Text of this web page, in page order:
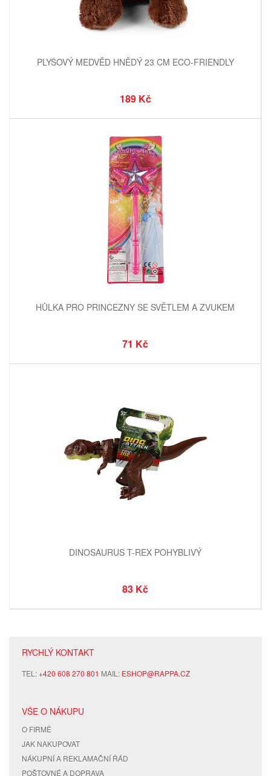
PLYŠOVÝ MEDVĚD HNĚDÝ 23 CM ECO-FRIENDLY
189 Kč
HŮLKA PRO PRINCEZNY SE SVĚTLEM A ZVUKEM
71 Kč
DINOSAURUS T-REX POHYBLIVÝ
83 Kč
RYCHLÝ KONTAKT
TEL:+420 608 270 801 MAIL: ESHOP@RAPPA.CZ
VŠE O NÁKUPU
O FIRMĚ
JAK NAKUPOVAT
NÁKUPNÍ A REKLAMAČNÍ ŘÁD
POŠTOVNÉ A DOPRAVA